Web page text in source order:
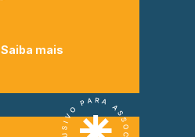
Saiba mais